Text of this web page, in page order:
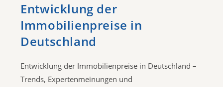
Entwicklung der
Immobilienpreise in
Deutschland
Entwicklung der Immobilienpreise in Deutschland –
Trends, Expertenmeinungen und